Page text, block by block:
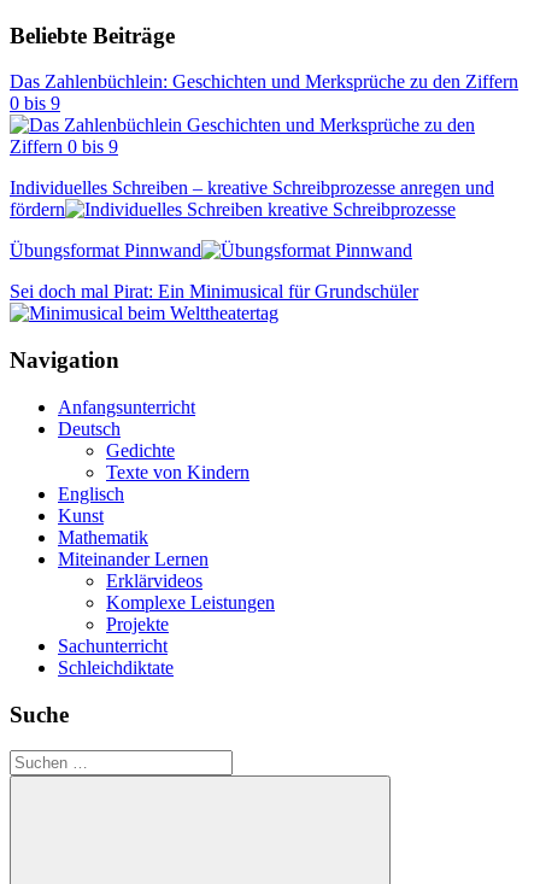
Beliebte Beiträge
Das Zahlenbüchlein: Geschichten und Merksprüche zu den Ziffern
0 bis 9
Individuelles Schreiben – kreative Schreibprozesse anregen und
fördern
Übungsformat Pinnwand
Sei doch mal Pirat: Ein Minimusical für Grundschüler
Navigation
Anfangsunterricht
Deutsch
Gedichte
Texte von Kindern
Englisch
Kunst
Mathematik
Miteinander Lernen
Erklärvideos
Komplexe Leistungen
Projekte
Sachunterricht
Schleichdiktate
Suche
Suchen
nach: